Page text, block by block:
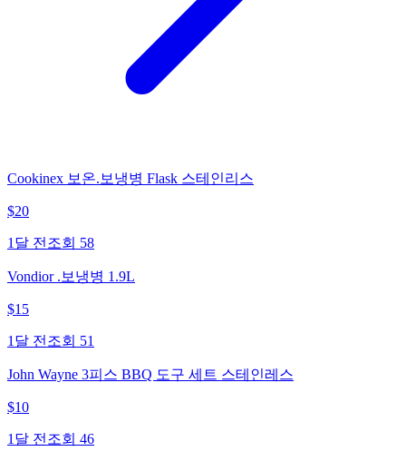
Cookinex 보온.보냉병 Flask 스테인리스
$20
1달 전 조회 58
Vondior .보냉병 1.9L
$15
1달 전 조회 51
John Wayne 3피스 BBQ 도구 세트 스테인레스
$10
1달 전 조회 46